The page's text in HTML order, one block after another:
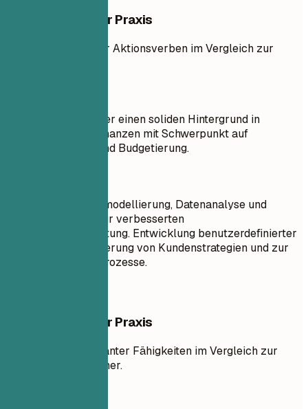
Beispiele aus der Praxis
Verwendung starker Aktionsverben im Vergleich zur
Ziel: Ich verfüge über einen soliden Hintergrund in
Buchhaltung und Finanzen mit Schwerpunkt auf
Berichterstattung und Budgetierung.
Expertin für Finanzmodellierung, Datenanalyse und
Python-Skripting zur verbesserten
Finanzberichterstattung. Entwicklung benutzerdefinierter
Modelle zur Optimierung von Kundenstrategien und zur
Straffung interner Prozesse.
Beispiele aus der Praxis
Einbeziehung relevanter Fähigkeiten im Vergleich zur
Auflistung generischer.